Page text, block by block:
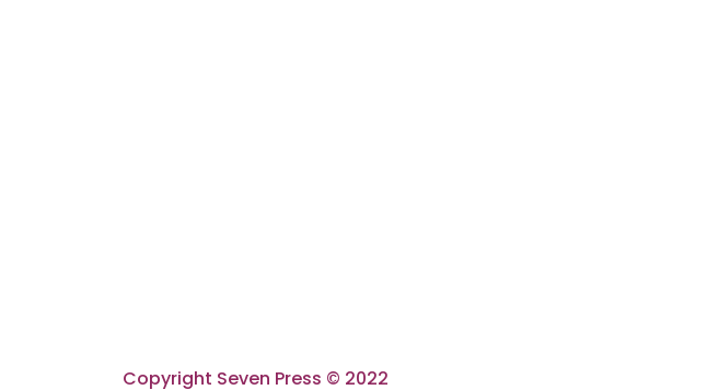
Copyright Seven Press © 2022